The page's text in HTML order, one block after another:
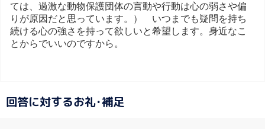
ては、過激な動物保護団体の言動や行動は心の弱さや偏
りが原因だと思っています。） いつまでも疑問を持ち
続ける心の強さを持って欲しいと希望します。身近なこ
とからでいいのですから。
回答に対するお礼･補足